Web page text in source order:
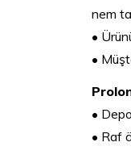
nem
•
•
•
• Raf